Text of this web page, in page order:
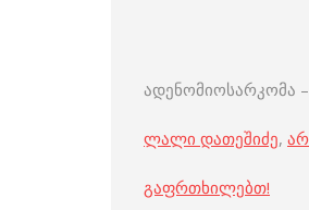
ადენომიოსარკომა –
ლალი დათეშიძე,
გაფრთხილებთ!